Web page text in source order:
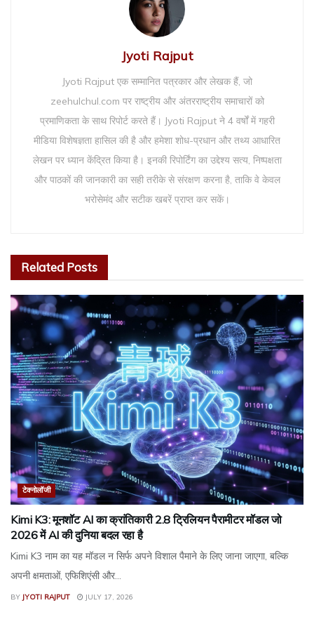
Jyoti Rajput
Jyoti Rajput एक सम्मानित पत्रकार और लेखक हैं, जो
zeehulchul.com पर राष्ट्रीय और अंतरराष्ट्रीय समाचारों को
प्रमाणिकता के साथ रिपोर्ट करते हैं। Jyoti Rajput ने 4 वर्षों में गहरी
मीडिया विशेषज्ञता हासिल की है और हमेशा शोध-प्रधान और तथ्य आधारित
लेखन पर ध्यान केंद्रित किया है। इनकी रिपोर्टिंग का उद्देश्य सत्य, निष्पक्षता
और पाठकों की जानकारी का सही तरीके से संरक्षण करना है, ताकि वे केवल
भरोसेमंद और सटीक खबरें प्राप्त कर सकें।
Related Posts
टेक्नोलॉजी
Kimi K3: मूनशॉट AI का क्रांतिकारी 2.8 ट्रिलियन पैरामीटर मॉडल जो
2026 में AI की दुनिया बदल रहा है
Kimi K3 नाम का यह मॉडल न सिर्फ अपने विशाल पैमाने के लिए जाना जाएगा, बल्कि
अपनी क्षमताओं, एफिशिएंसी और...
BY JYOTI RAJPUT JULY 17, 2026